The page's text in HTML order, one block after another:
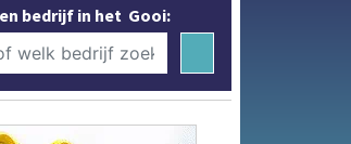
bedrijf in het Gooi: